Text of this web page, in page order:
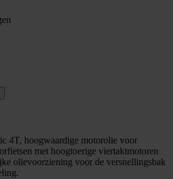
4T, hoogwaardige motorolie voor
met hoogtoerige viertaktmotoren
olievoorziening voor de versnellingsbak